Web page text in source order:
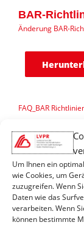
Um Ihnen ein
wie Cookies, um
zuzugreifen. Wenn
Daten wie das
verarbeiten. Wenn
können bestimmte
BAR-
Änderung BAR-
FAQ_BAR
Notfallplan LVPR